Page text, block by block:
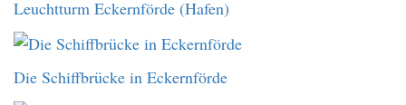
Leuchtturm Eckernförde (Hafen)
Die Schiffbrücke in Eckernförde